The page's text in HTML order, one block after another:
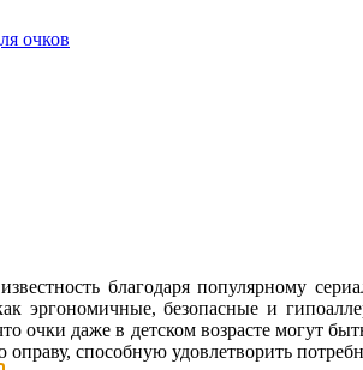
благодаря популярному
эргономичные, безопасные и
очки даже в детском возрасте могут
оправу, способную удовлетворить